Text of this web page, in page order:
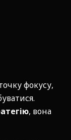
фокусу,
, вона